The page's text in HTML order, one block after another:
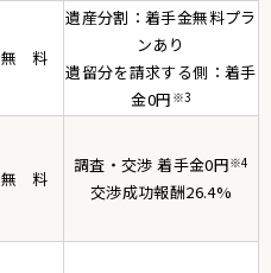
無料
遺産分割：着手金無料プラ
ンあり
遺留分を請求する側：着手
金0円 ※3
無料
調査・交渉 着手金0円※4
交渉成功報酬26.4%